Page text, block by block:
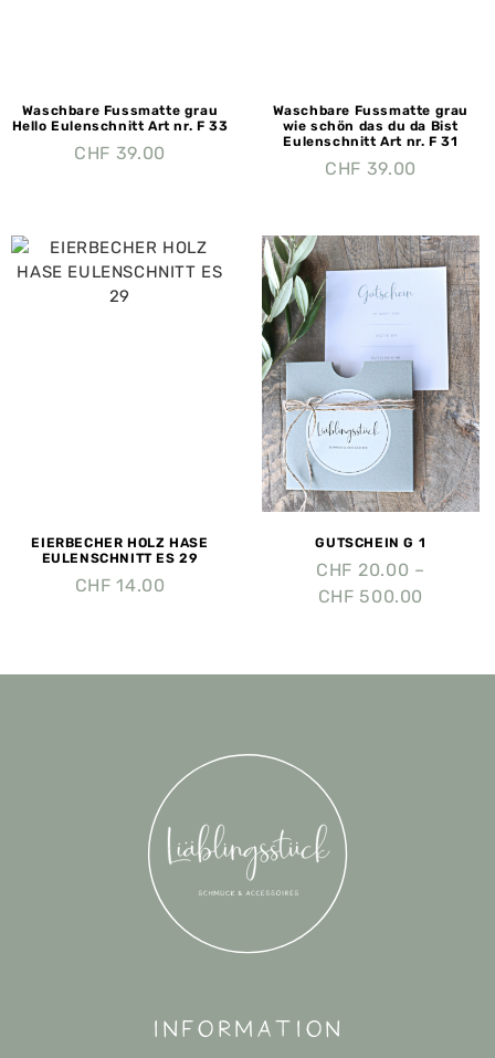
Waschbare Fussmatte grau
Hello Eulenschnitt Art nr. F 33
CHF 39.00
Waschbare Fussmatte grau
wie schön das du da Bist
Eulenschnitt Art nr. F 31
CHF 39.00
EIERBECHER HOLZ HASE
EULENSCHNITT ES 29
CHF 14.00
GUTSCHEIN G 1
CHF 20.00 –
CHF 500.00
Information